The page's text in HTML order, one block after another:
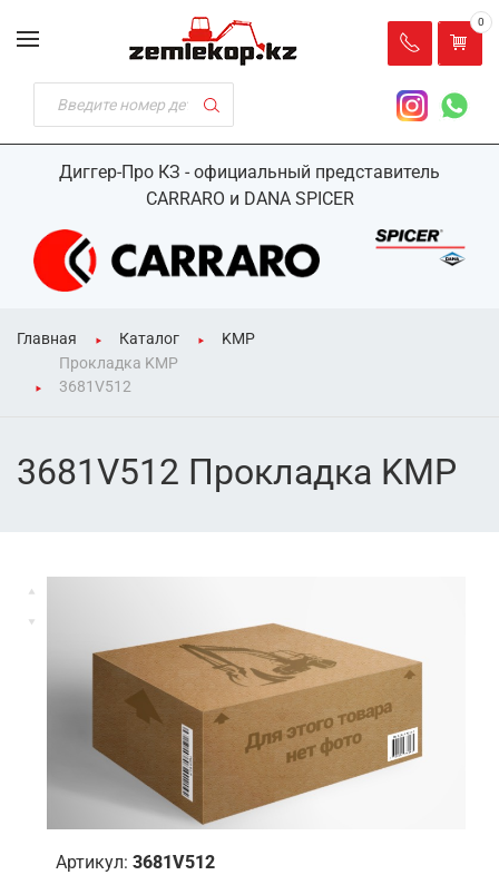
Диггер-Про КЗ - официальный представитель
CARRARO и DANA SPICER
0
Главная Каталог
KMP
Прокладка KMP
3681V512
3681V512 Прокладка KMP
Артикул: 3681V512